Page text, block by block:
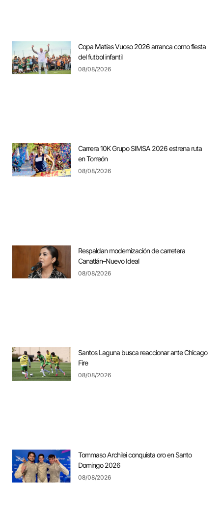
Copa Matías Vuoso 2026 arranca como fiesta
del futbol infantil
08/08/2026
Carrera 10K Grupo SIMSA 2026 estrena ruta
en Torreón
08/08/2026
Respaldan modernización de carretera
Canatlán–Nuevo Ideal
08/08/2026
Santos Laguna busca reaccionar ante Chicago
Fire
08/08/2026
Tommaso Archilei conquista oro en Santo
Domingo 2026
08/08/2026